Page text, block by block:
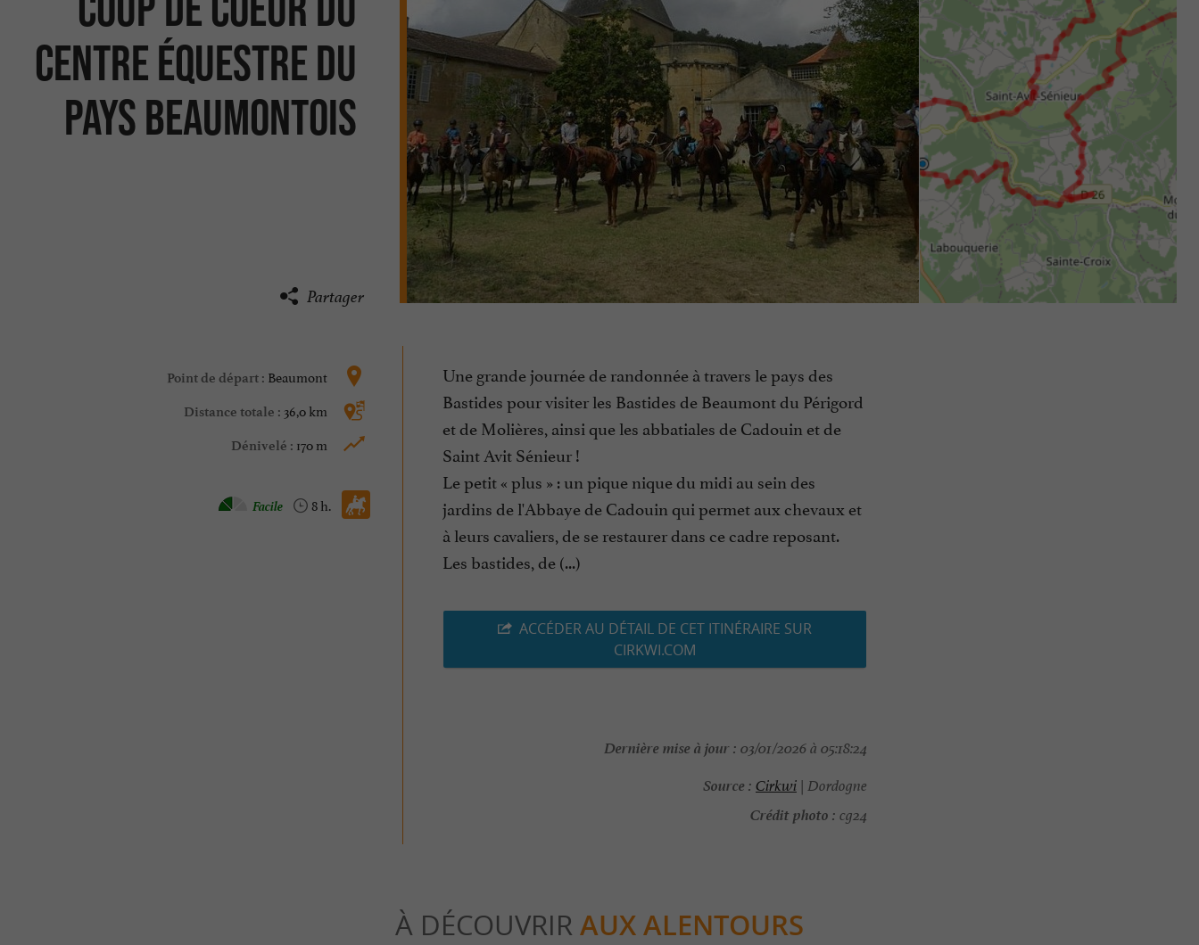
centre équestre du
Pays Beaumontois
Partager
Point de départ : Beaumont
Distance totale : 36,0 km
Dénivelé : 170 m
Cheval :
8 h.
Facile
Une grande journée de randonnée à travers le pays des
Bastides pour visiter les Bastides de Beaumont du Périgord
et de Molières, ainsi que les abbatiales de Cadouin et de
Saint Avit Sénieur !
Le petit « plus » : un pique nique du midi au sein des
jardins de l'Abbaye de Cadouin qui permet aux chevaux et
à leurs cavaliers, de se restaurer dans ce cadre reposant.
Les bastides, de (...)
ACCÉDER AU DÉTAIL DE CET ITINÉRAIRE SUR
CIRKWI.COM
Dernière mise à jour : 03/01/2026 à 05:18:24
Source : Cirkwi| Dordogne
Crédit photo : cg24
À DÉCOUVRIR AUX ALENTOURS